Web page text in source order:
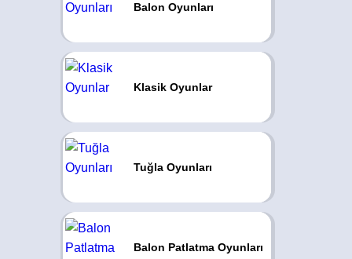
Balon Oyunları
Klasik Oyunlar
Tuğla Oyunları
Balon Patlatma Oyunları